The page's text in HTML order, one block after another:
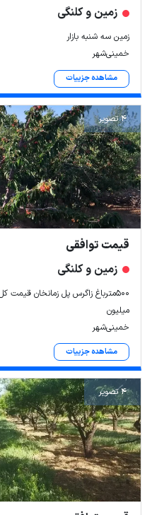
Leaflet| Map data ©ariamarz.com
زمین و کلنگی
زمین سه شنبه بازار
خمینی‌شهر
مشاهده جزییات
4 تصویر
قیمت توافقی
زمین و کلنگی
میلیون
خمینی‌شهر
مشاهده جزییات
4 تصویر